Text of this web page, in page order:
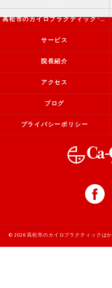
高松市のカイロプラクティック･か・から～ず施術院の評判
サービス
院長紹介
アクセス
ブログ
プライバシーポリシー
© 2026 高松市のカイロプラクティックはか